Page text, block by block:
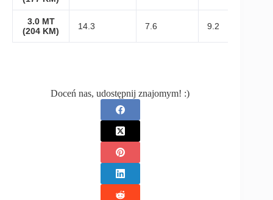
3.0 MT
(204 KM)
14.3 7.6 9.2
Doceń nas, udostępnij znajomym! :)